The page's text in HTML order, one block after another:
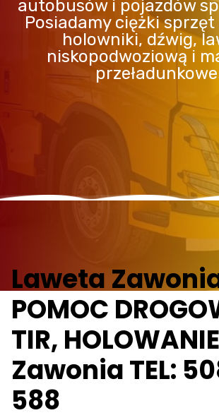
autobusów i pojazdów
Posiadamy ciężki
holowniki, dźwig,
niskopodwoziową i
Laweta
POMOC
TIR,
Zawonia TEL:
588